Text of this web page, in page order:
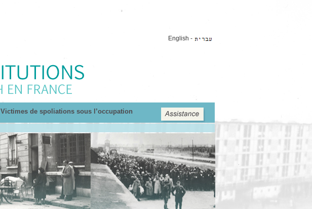
English -
Victimes de spoliations sous l’occupation